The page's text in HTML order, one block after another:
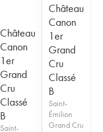
Château
Canon
1er
Grand
Cru
Classé
B
Saint-
Château
Canon
1er
Grand
Cru
Classé
B
Saint-
Émilion
Grand Cru